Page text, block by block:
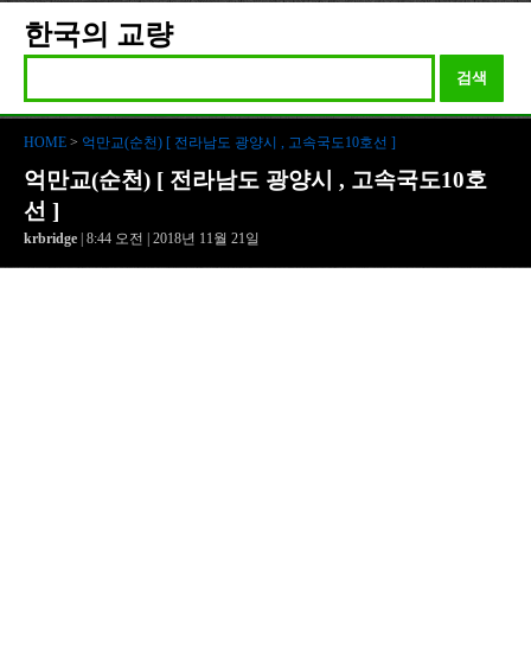
한국의 교량
검색
HOME > 억만교(순천) [ 전라남도 광양시 , 고속국도10호선 ]
억만교(순천) [ 전라남도 광양시 , 고속국도10호
선 ]
krbridge | 8:44 오전 | 2018년 11월 21일